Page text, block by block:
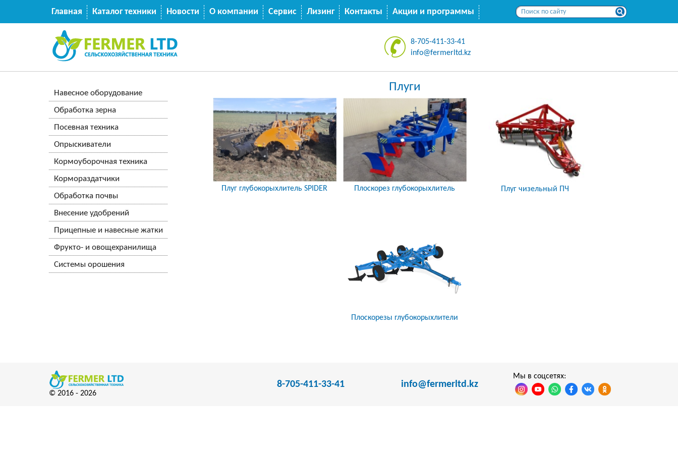
Главная Каталог техники Новости О компании Сервис Лизинг Контакты Акции и программы
8-705-411-33-41
info@fermerltd.kz
Навесное оборудование
Обработка зерна
Посевная техника
Опрыскиватели
Кормоуборочная техника
Кормораздатчики
Обработка почвы
Внесение удобрений
Прицепные и навесные жатки
Фрукто- и овощехранилища
Системы орошения
Плуги
Плуг глубокорыхлитель SPIDER Плоскорез глубокорыхлитель Плуг чизельный ПЧ
Плоскорезы глубокорыхлители
© 2016 - 2026
8-705-411-33-41 info@fermerltd.kz
Мы в соцсетях: